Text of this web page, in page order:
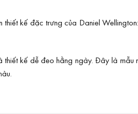
kế đặc trưng của Daniel
kế dễ đeo hằng ngày. Đây là